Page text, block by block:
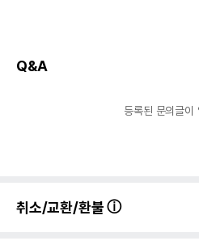
Q&A
등록된 문의글이
취소/교환/환불